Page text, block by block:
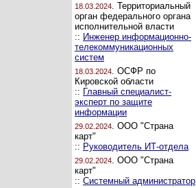
18.03.2024. Территориальный
орган федерального органа
исполнительной власти
:: Инженер информационно-
телекоммуникационных
систем
18.03.2024. ОСФР по
Кировской области
:: Главный специалист-
эксперт по защите
информации
29.02.2024. ООО "Страна
карт"
:: Руководитель ИТ-отдела
29.02.2024. ООО "Страна
карт"
:: Системный администратор